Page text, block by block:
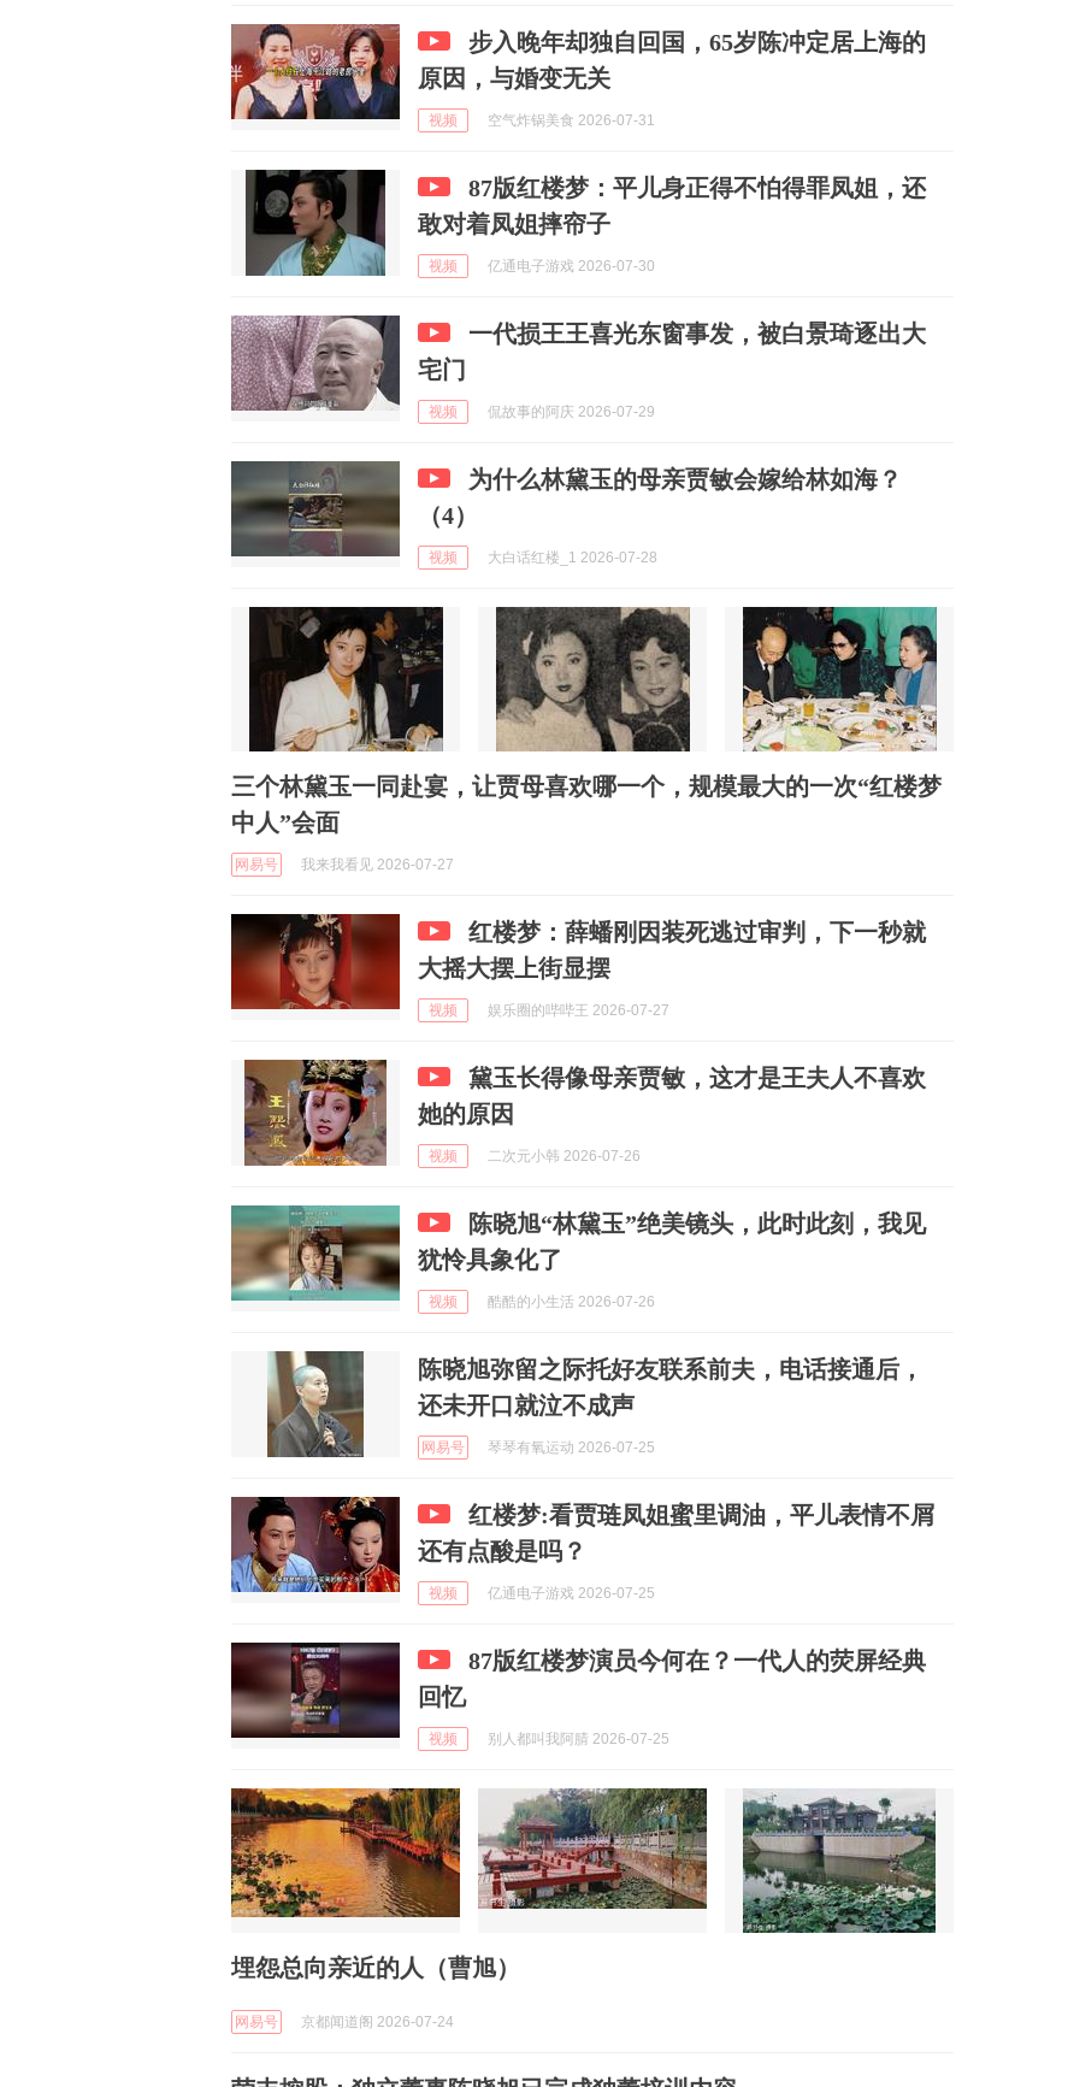
步入晚年却独自回国，65岁陈冲定居上海的
原因，与婚变无关
视频 空气炸锅美食 2026-07-31
87版红楼梦：平儿身正得不怕得罪凤姐，还
敢对着凤姐摔帘子
视频 亿通电子游戏 2026-07-30
一代损王王喜光东窗事发，被白景琦逐出大
宅门
视频 侃故事的阿庆 2026-07-29
为什么林黛玉的母亲贾敏会嫁给林如海？
（4）
视频 大白话红楼_1 2026-07-28
三个林黛玉一同赴宴，让贾母喜欢哪一个，规模最大的一次“红楼梦
中人”会面
网易号 我来我看见 2026-07-27
红楼梦：薛蟠刚因装死逃过审判，下一秒就
大摇大摆上街显摆
视频 娱乐圈的哔哔王 2026-07-27
黛玉长得像母亲贾敏，这才是王夫人不喜欢
她的原因
视频 二次元小韩 2026-07-26
陈晓旭“林黛玉”绝美镜头，此时此刻，我见
犹怜具象化了
视频 酷酷的小生活 2026-07-26
陈晓旭弥留之际托好友联系前夫，电话接通后，
还未开口就泣不成声
网易号 琴琴有氧运动 2026-07-25
红楼梦:看贾琏凤姐蜜里调油，平儿表情不屑
还有点酸是吗？
视频 亿通电子游戏 2026-07-25
87版红楼梦演员今何在？一代人的荧屏经典
回忆
视频 别人都叫我阿腈 2026-07-25
埋怨总向亲近的人（曹旭）
网易号 京都闻道阁 2026-07-24